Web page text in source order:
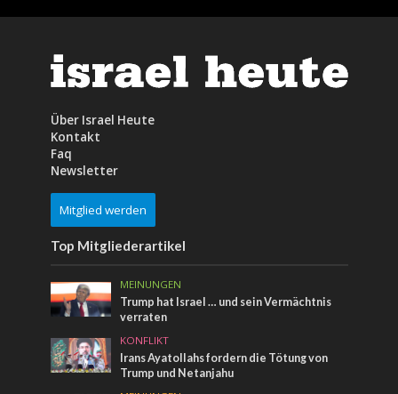
Über Israel Heute
Kontakt
Faq
Newsletter
Mitglied werden
Top Mitgliederartikel
MEINUNGEN
Trump hat Israel … und sein Vermächtnis
verraten
KONFLIKT
Irans Ayatollahs fordern die Tötung von
Trump und Netanjahu